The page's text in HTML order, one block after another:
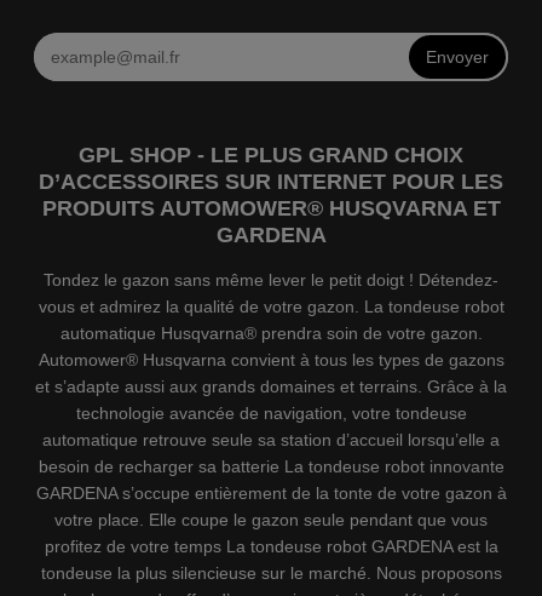
Envoyer
GPL SHOP - LE PLUS GRAND CHOIX
D’ACCESSOIRES SUR INTERNET POUR LES
PRODUITS AUTOMOWER® HUSQVARNA ET
GARDENA
Tondez le gazon sans même lever le petit doigt ! Détendez-
vous et admirez la qualité de votre gazon. La tondeuse robot
automatique Husqvarna® prendra soin de votre gazon.
Automower® Husqvarna convient à tous les types de gazons
et s’adapte aussi aux grands domaines et terrains. Grâce à la
technologie avancée de navigation, votre tondeuse
automatique retrouve seule sa station d’accueil lorsqu’elle a
besoin de recharger sa batterie La tondeuse robot innovante
GARDENA s’occupe entièrement de la tonte de votre gazon à
votre place. Elle coupe le gazon seule pendant que vous
profitez de votre temps La tondeuse robot GARDENA est la
tondeuse la plus silencieuse sur le marché. Nous proposons